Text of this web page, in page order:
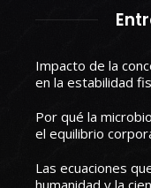
Impacto de la
en la estabilidad
Por qué la
el equilibrio
Las ecuaciones
humanidad y la